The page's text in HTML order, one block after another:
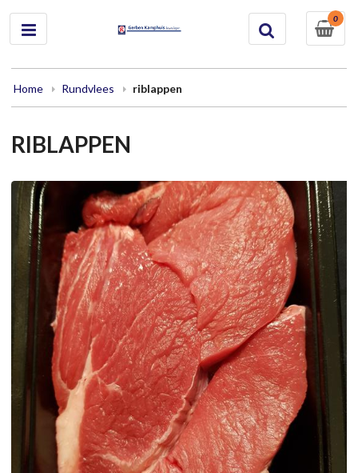
0
Home Rundvlees riblappen
RIBLAPPEN